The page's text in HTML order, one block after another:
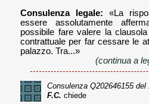
Consulenza legale: «La
essere assolutamente
possibile fare valere la
contrattuale per far cessare le
palazzo. Tra...»
(continua a
Consulenza Q202646155del
F.C. chiede